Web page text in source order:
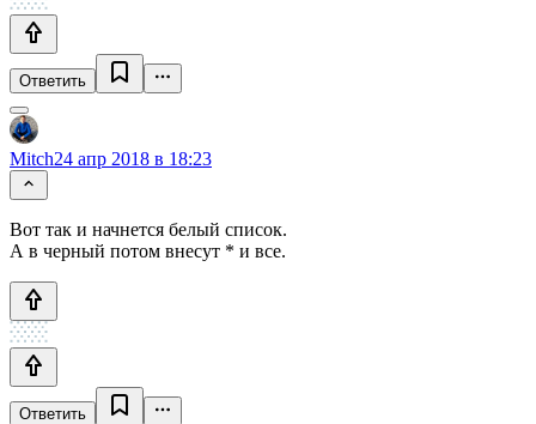
Ответить
Mitch24 апр 2018 в 18:23
Вот так и начнется белый список.
А в черный потом внесут * и все.
Ответить